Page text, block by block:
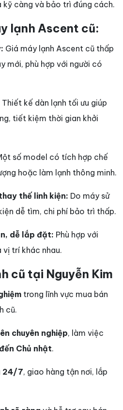
kỹ càng và bảo trì đúng cách.
lạnh Ascent cũ:
Giá máy lạnh Ascent cũ thấp
mới, phù hợp với người có
Thiết kế dàn lạnh tối ưu giúp
tiết kiệm thời gian khởi
số model có tích hợp chế
hoặc làm lạnh thông minh.
thế linh kiện: Do máy sử
dễ tìm, chi phí bảo trì thấp.
dễ lắp đặt: Phù hợp với
vị trí khác nhau.
cũ tại Nguyễn Kim
trong lĩnh vực mua bán
cũ.
chuyên nghiệp, làm việc
Chủ nhật.
24/7, giao hàng tận nơi, lắp